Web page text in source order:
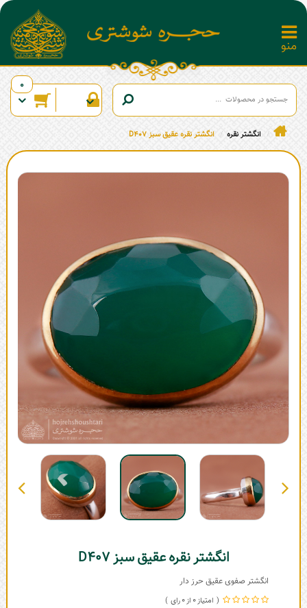
0
انگشتر نقره انگشتر نقره عقیق سبز D407
انگشتر نقره عقیق سبز D407
انگشتر صفوی عقیق حرز دار
0
0